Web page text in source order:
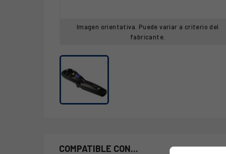
Imagen orientativa. Puede variar a criterio del
fabricante.
COMPATIBLE CON...